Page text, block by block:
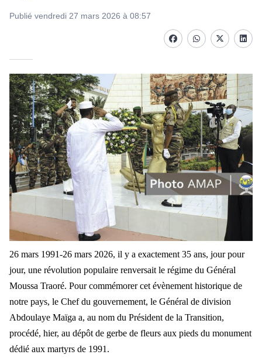
Publié vendredi 27 mars 2026 à 08:57
FacebookwhatsappTwitter
26 mars 1991-26 mars 2026, il y a exactement 35 ans, jour pour
jour, une révolution populaire renversait le régime du Général
Moussa Traoré. Pour commémorer cet évènement historique de
notre pays, le Chef du gouvernement, le Général de division
Abdoulaye Maïga a, au nom du Président de la Transition,
procédé, hier, au dépôt de gerbe de fleurs aux pieds du monument
dédié aux martyrs de 1991.